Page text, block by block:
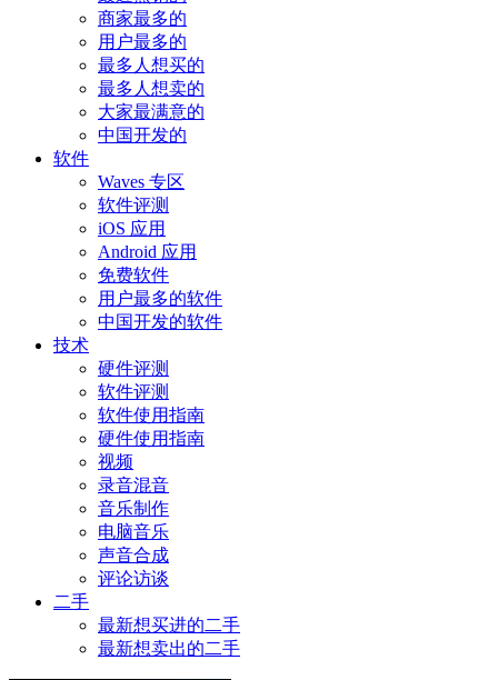
商家最多的
用户最多的
最多人想买的
最多人想卖的
大家最满意的
中国开发的
软件
Waves 专区
软件评测
iOS 应用
Android 应用
免费软件
用户最多的软件
中国开发的软件
技术
硬件评测
软件评测
软件使用指南
硬件使用指南
视频
录音混音
音乐制作
电脑音乐
声音合成
评论访谈
二手
最新想买进的二手
最新想卖出的二手